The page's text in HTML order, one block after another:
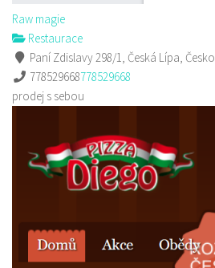
Raw magie
Restaurace
Paní Zdislavy 298/1, Česká Lípa, Česko
778529668778529668
prodej s sebou